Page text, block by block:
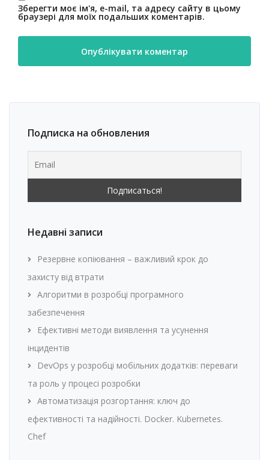
Зберегти моє ім'я, e-mail, та адресу сайту в цьому
браузері для моїх подальших коментарів.
Подписка на обновления
Недавні записи
Резервне копіювання – важливий крок до
захисту від втрати
Алгоритми в розробці програмного
забезпечення
Ефективні методи виявлення та усунення
інцидентів
DevOps у розробці мобільних додатків: переваги
та роль у процесі розробки
Автоматизація розгортання: ключ до
ефективності та надійності. Docker. Kubernetes.
Chef